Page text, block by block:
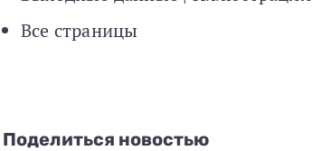
Все страницы
Поделиться новостью